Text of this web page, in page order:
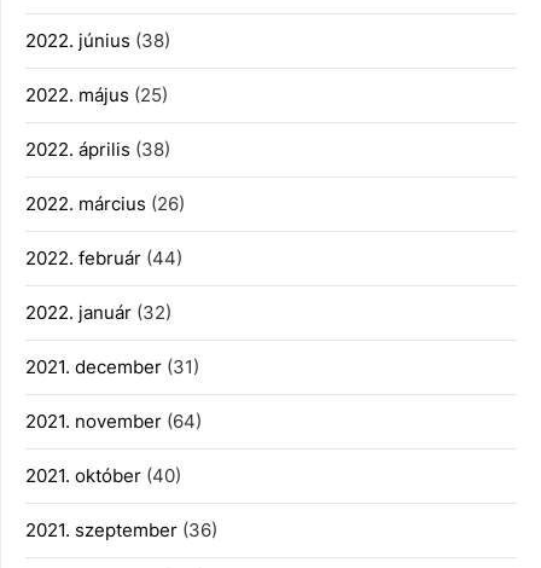
2022. június (38)
2022. május (25)
2022. április (38)
2022. március (26)
2022. február (44)
2022. január (32)
2021. december (31)
2021. november (64)
2021. október (40)
2021. szeptember (36)